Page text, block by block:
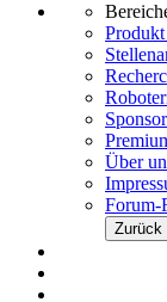
Über
Forum-
Zurück